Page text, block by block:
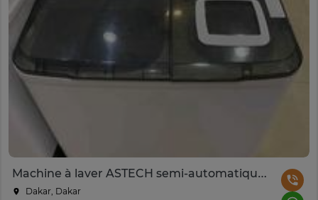
Machine à laver ASTECH semi-automatique 7 kg blanc
Dakar, Dakar